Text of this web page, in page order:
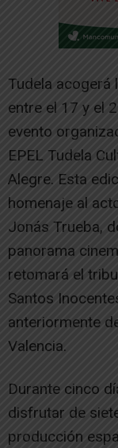
Tudela acogerá
entre el 17 y el
evento
EPEL Tudela
Alegre. Esta
homenaje al
Jonás Trueba,
panorama
retomará el
Santos
anteriormente
Valencia.
Durante cinco
disfrutar de
producción